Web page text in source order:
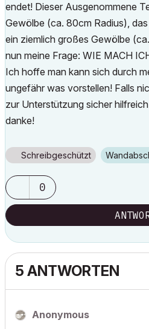
endet! Dieser Ausgenommene
Gewölbe (ca. 80cm Radius),
ein ziemlich großes Gewölbe
nun meine Frage: WIE MACH
Ich hoffe man kann sich durch
ungefähr was vorstellen! Falls
zur Unterstützung sicher
danke!
Schreibgeschützt
0
5 ANTWORTEN
Anonymous